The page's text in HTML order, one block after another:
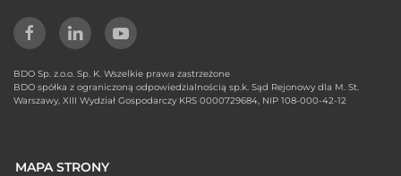
BDO Sp. z.o.o. Sp. K. Wszelkie prawa zastrzeżone
BDO spółka z ograniczoną odpowiedzialnością sp.k. Sąd Rejonowy dla M. St.
Warszawy, XIII Wydział Gospodarczy KRS 0000729684, NIP 108-000-42-12
MAPA STRONY